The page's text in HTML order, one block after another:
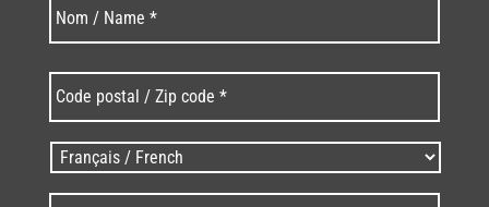
postal
/
Zip
code
* *
Langues
/
Language *